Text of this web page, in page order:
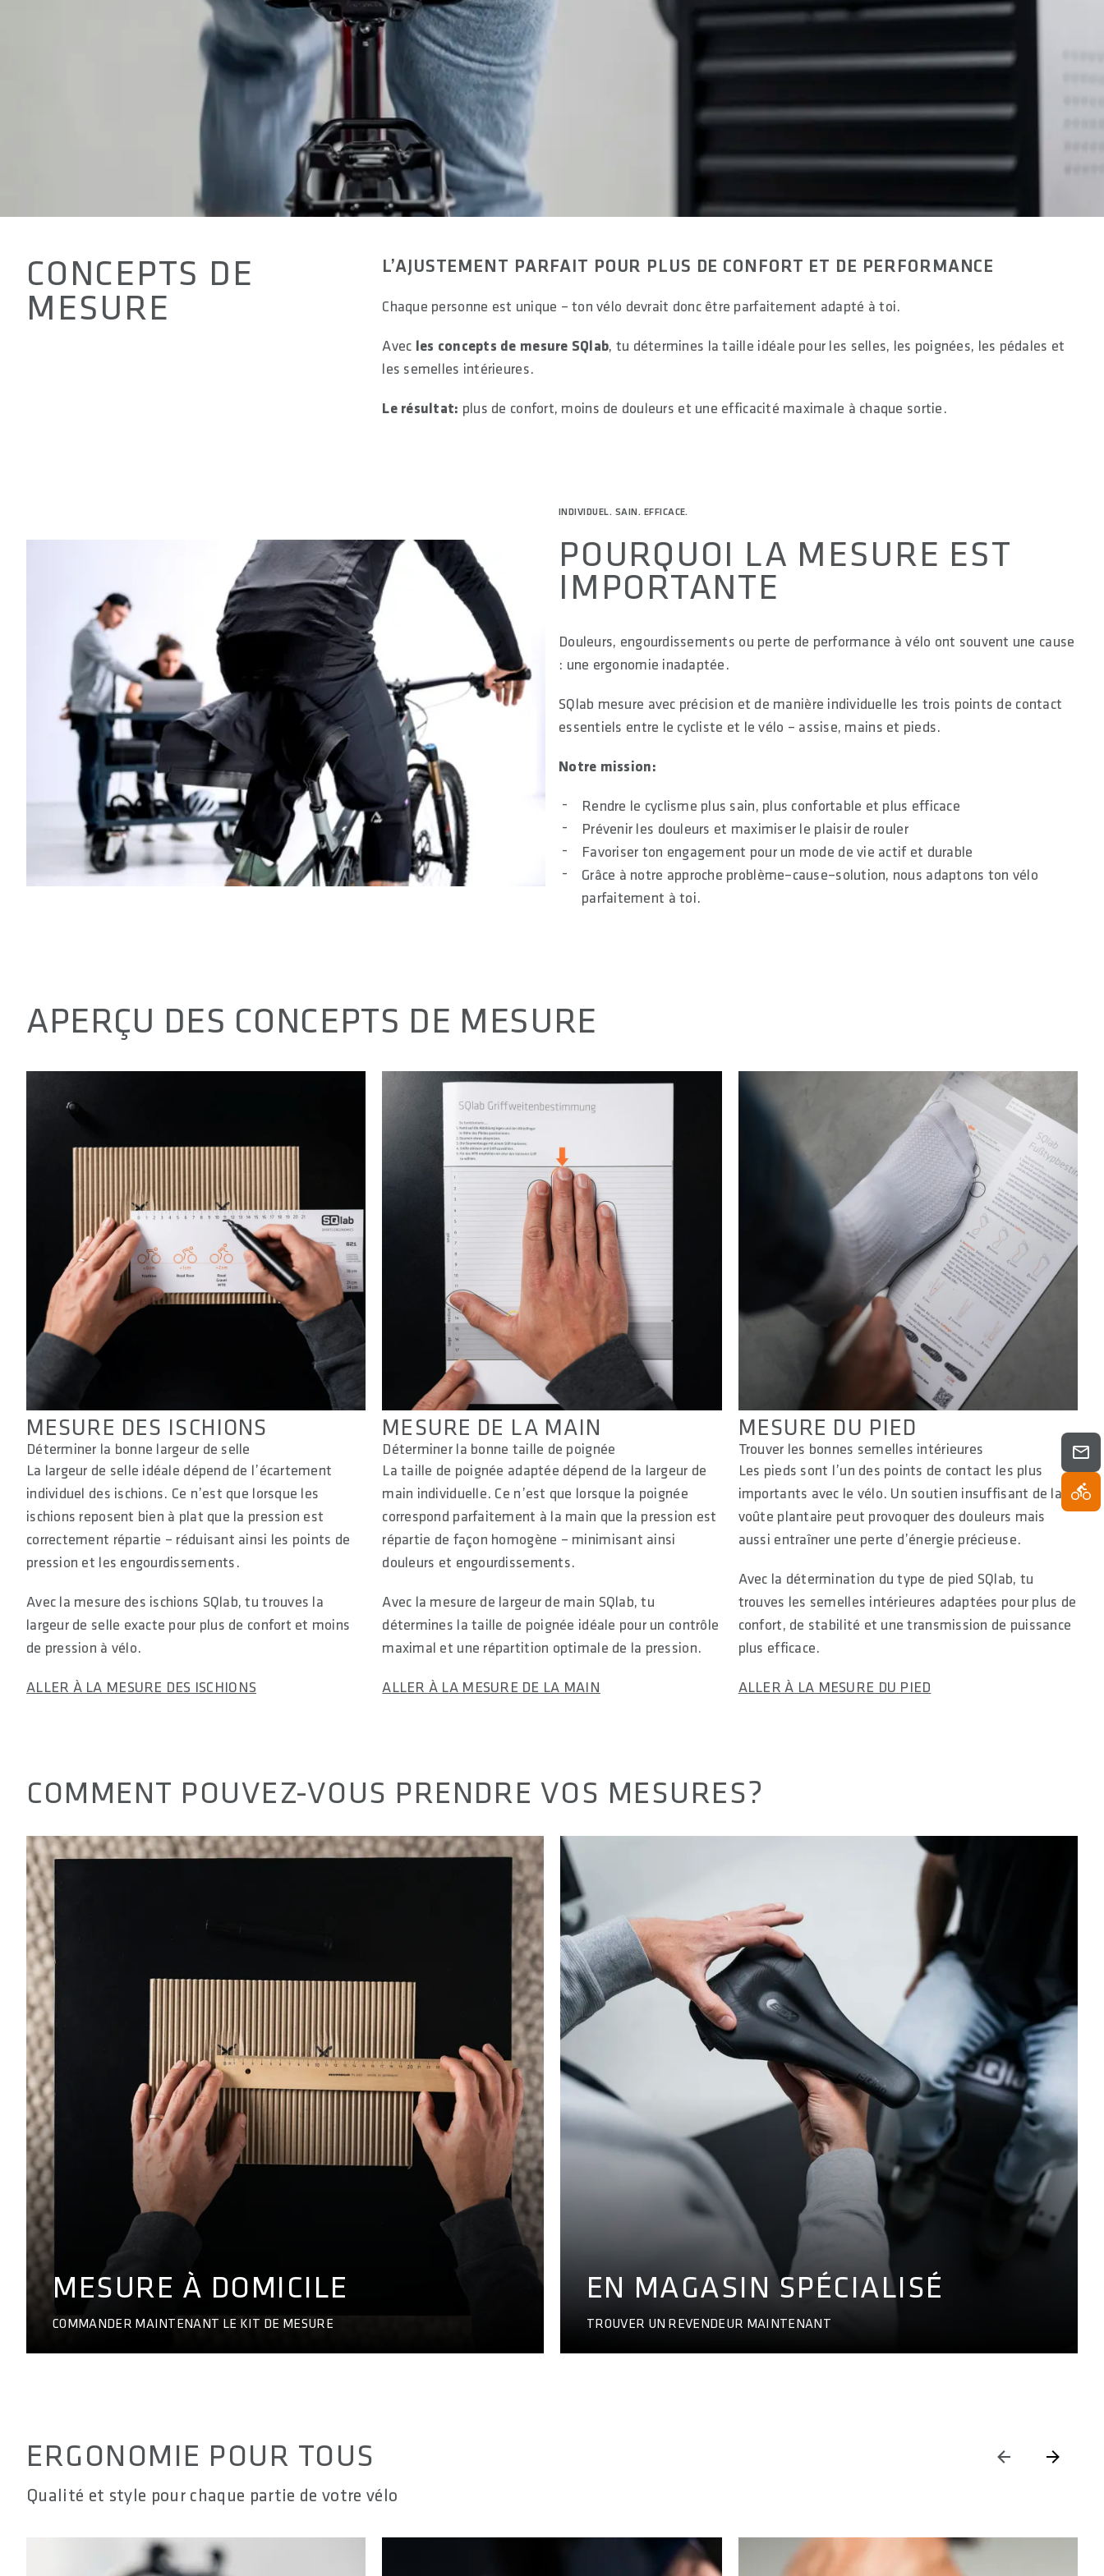
CONCEPTS DE
MESURE
L’AJUSTEMENT PARFAIT POUR PLUS DE CONFORT ET DE PERFORMANCE
Chaque personne est unique – ton vélo devrait donc être parfaitement adapté à toi.
Avec les concepts de mesure SQlab, tu détermines la taille idéale pour les selles, les poignées, les pédales et
les semelles intérieures.
Le résultat: plus de confort, moins de douleurs et une efficacité maximale à chaque sortie.
INDIVIDUEL. SAIN. EFFICACE.
POURQUOI LA MESURE EST
IMPORTANTE
Douleurs, engourdissements ou perte de performance à vélo ont souvent une cause
: une ergonomie inadaptée.
SQlab mesure avec précision et de manière individuelle les trois points de contact
essentiels entre le cycliste et le vélo – assise, mains et pieds.
Notre mission:
Rendre le cyclisme plus sain, plus confortable et plus efficace
Prévenir les douleurs et maximiser le plaisir de rouler
Favoriser ton engagement pour un mode de vie actif et durable
Grâce à notre approche problème–cause–solution, nous adaptons ton vélo
parfaitement à toi.
APERÇU DES CONCEPTS DE MESURE
MESURE DES ISCHIONS
Déterminer la bonne largeur de selle
La largeur de selle idéale dépend de l’écartement
individuel des ischions. Ce n’est que lorsque les
ischions reposent bien à plat que la pression est
correctement répartie – réduisant ainsi les points de
pression et les engourdissements.
Avec la mesure des ischions SQlab, tu trouves la
largeur de selle exacte pour plus de confort et moins
de pression à vélo.
ALLER À LA MESURE DES ISCHIONS
MESURE DE LA MAIN
Déterminer la bonne taille de poignée
La taille de poignée adaptée dépend de la largeur de
main individuelle. Ce n’est que lorsque la poignée
correspond parfaitement à la main que la pression est
répartie de façon homogène – minimisant ainsi
douleurs et engourdissements.
Avec la mesure de largeur de main SQlab, tu
détermines la taille de poignée idéale pour un contrôle
maximal et une répartition optimale de la pression.
ALLER À LA MESURE DE LA MAIN
MESURE DU PIED
Trouver les bonnes semelles intérieures
Les pieds sont l’un des points de contact les plus
importants avec le vélo. Un soutien insuffisant de la
voûte plantaire peut provoquer des douleurs mais
aussi entraîner une perte d’énergie précieuse.
Avec la détermination du type de pied SQlab, tu
trouves les semelles intérieures adaptées pour plus de
confort, de stabilité et une transmission de puissance
plus efficace.
ALLER À LA MESURE DU PIED
COMMENT POUVEZ-VOUS PRENDRE VOS MESURES?
MESURE À DOMICILE
COMMANDER MAINTENANT LE KIT DE MESURE
EN MAGASIN SPÉCIALISÉ
TROUVER UN REVENDEUR MAINTENANT
ERGONOMIE POUR TOUS
Qualité et style pour chaque partie de votre vélo